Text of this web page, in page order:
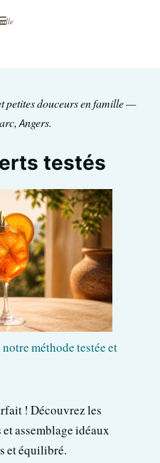
Menu
petites douceurs en famille —
Angers.
testés
méthode testée et
! Découvrez les
assemblage idéaux
et équilibré.